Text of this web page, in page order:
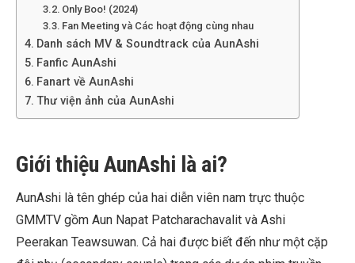
Only Boo! (2024)
Fan Meeting và Các hoạt động cùng nhau
Danh sách MV & Soundtrack của AunAshi
Fanfic AunAshi
Fanart về AunAshi
Thư viện ảnh của AunAshi
Giới thiệu AunAshi là ai?
AunAshi là tên ghép của hai diễn viên nam trực thuộc
GMMTV gồm Aun Napat Patcharachavalit và Ashi
Peerakan Teawsuwan. Cả hai được biết đến như một cặp